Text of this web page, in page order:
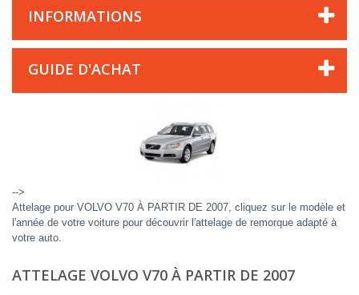
INFORMATIONS
GUIDE D'ACHAT
-->
Attelage pour VOLVO V70 À PARTIR DE 2007, cliquez sur le modèle et
l'année de votre voiture pour découvrir l'attelage de remorque adapté à
votre auto.
ATTELAGE VOLVO V70 À PARTIR DE 2007